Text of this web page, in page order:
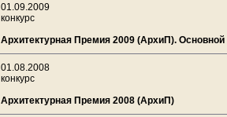
01.09.2009
конкурс
Архитектурная Премия 2009 (АрхиП). Основной
01.08.2008
конкурс
Архитектурная Премия 2008 (АрхиП)